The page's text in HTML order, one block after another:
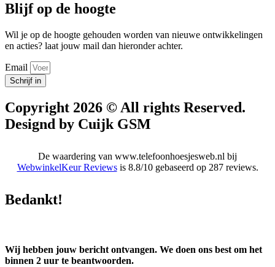
Blijf op de hoogte
Wil je op de hoogte gehouden worden van nieuwe ontwikkelingen
en acties? laat jouw mail dan hieronder achter.
Email
Schrijf in
Copyright 2026 © All rights Reserved.
Designd by Cuijk GSM
De waardering van www.telefoonhoesjesweb.nl bij
WebwinkelKeur Reviewsis 8.8/10 gebaseerd op 287 reviews.
Bedankt!
Wij hebben jouw bericht ontvangen. We doen ons best om het
binnen 2 uur te beantwoorden.